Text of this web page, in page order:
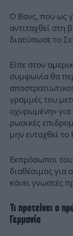
Ο Βανς, που ως
αντιταχθεί στη
διατύπωσε το
Είπε στον
συμφωνία θα
γραμμές του
οχυρωμένη»
ρωσικές
μην ενταχθεί
Εκπρόσωποι του
διαθέσιμος για
κάνει γνωστές
Τι προτείνει ο
Γερμανία